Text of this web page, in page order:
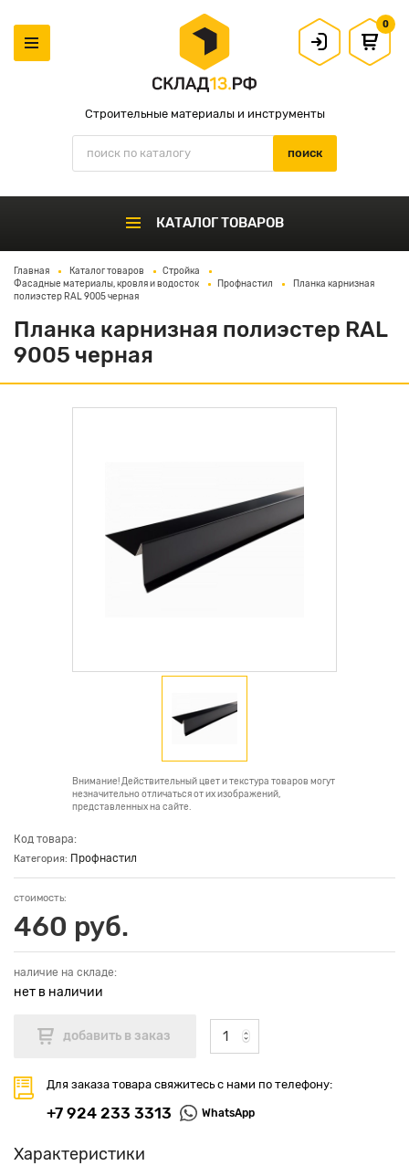
Строительные материалы и инструменты
0
КАТАЛОГ ТОВАРОВ
Главная Каталог товаров
Стройка
Фасадные материалы, кровля и водосток
Профнастил
Планка карнизная
полиэстер RAL 9005 черная
Планка карнизная полиэстер RAL
9005 черная
Внимание! Действительный цвет и текстура товаров могут
незначительно отличаться от их изображений,
представленных на сайте.
Код товара:
Категория: Профнастил
стоимость:
460 руб.
наличие на складе:
нет в наличии
Для заказа товара свяжитесь с нами по телефону:
+7 924 233 3313 WhatsApp
Характеристики